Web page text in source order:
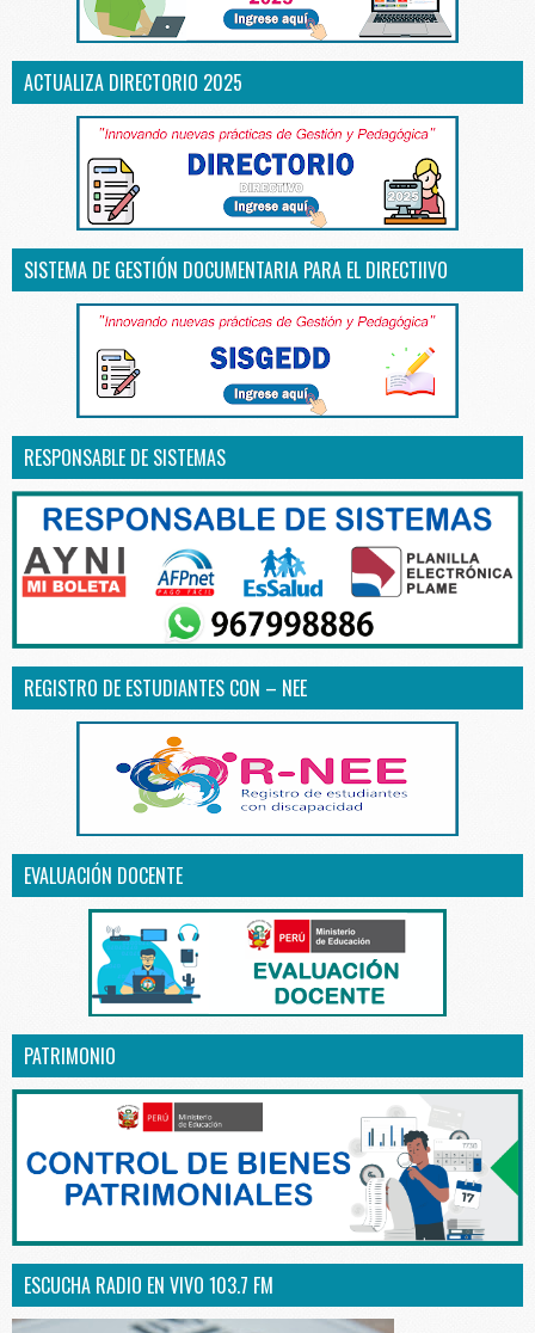
ACTUALIZA DIRECTORIO 2025
SISTEMA DE GESTIÓN DOCUMENTARIA PARA EL DIRECTIIVO
RESPONSABLE DE SISTEMAS
REGISTRO DE ESTUDIANTES CON – NEE
EVALUACIÓN DOCENTE
PATRIMONIO
ESCUCHA RADIO EN VIVO 103.7 FM